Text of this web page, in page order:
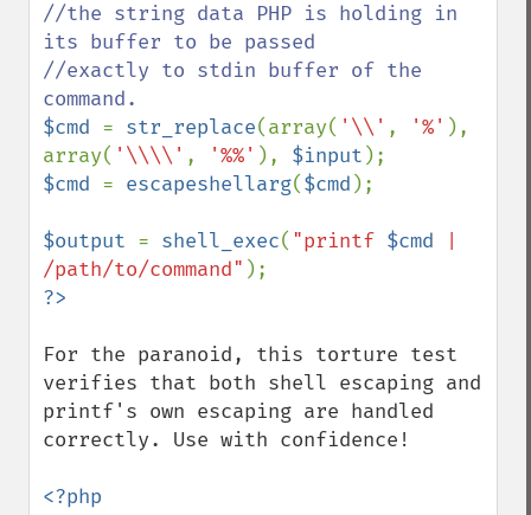
//the string data PHP is holding in
its buffer to be passed
//exactly to stdin buffer of the
$cmd = str_replace(array( '\\' , '%' ),
array( '\\\\' , '%%' ), $input
$cmd = escapeshellarg($cmd );
$output = shell_exec( "printf $cmd
/path/to/command"
For the paranoid, this torture test
verifies that both shell escaping and
printf's own escaping are handled
correctly. Use with confidence!
<?php